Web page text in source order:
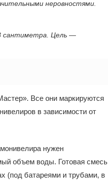
неровностями.
сантиметра. Цель —
Все они маркируются
в зависимости от
нужен
объем воды. Готовая смесь
(под батареями и трубами, в